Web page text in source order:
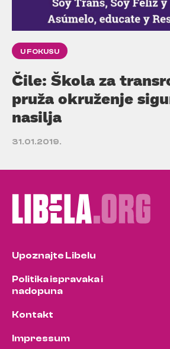
U FOKUSU
Čile: Škola za
pruža okruženje
nasilja
31.01.2019.
Upoznajte Libelu
Politika ispravaka i
nadopuna
Kontakt
Impressum